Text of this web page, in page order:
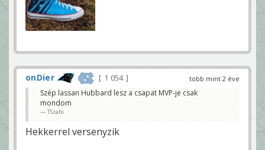
több mint 2 éve
onDier
1 054
Szép lassan Hubbard lesz a csapat MVP-je csak
mondom
TSzabi
Hekkerrel versenyzik